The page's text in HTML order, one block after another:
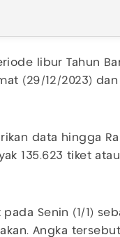
libur Tahun
(29/12/2023)
data hingga
135.623 tiket
Senin (1/1)
Angka